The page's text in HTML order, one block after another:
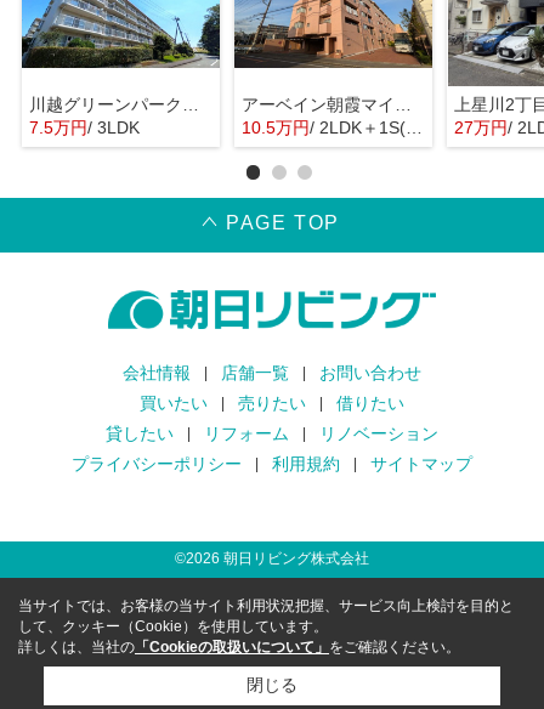
7.5万円/ 3LDK
10.5万円/ 2LDK＋1S(納戸)
上星川2丁
27万円/
PAGE TOP
会社情報 店舗一覧
お問い合わせ
買いたい
売りたい
借りたい
貸したい
リフォーム
リノベーション
プライバシーポリシー
利用規約 サイトマップ
©2026 朝日リビング株式会社
当サイトでは、お客様の当サイト利用状況把握、サービス向上検討を目的と
して、クッキー（Cookie）を使用しています。
詳しくは、当社の 「Cookieの取扱いについて」 をご確認ください。
閉じる